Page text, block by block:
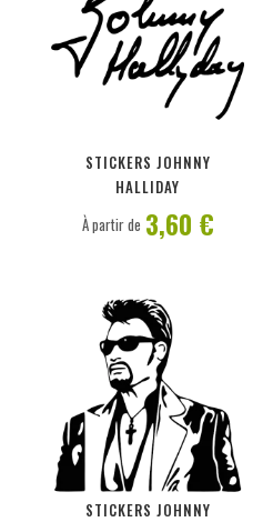
STICKERS JOHNNY
HALLIDAY
À partir de 3,60 €
STICKERS JOHNNY
PERSONNALISER